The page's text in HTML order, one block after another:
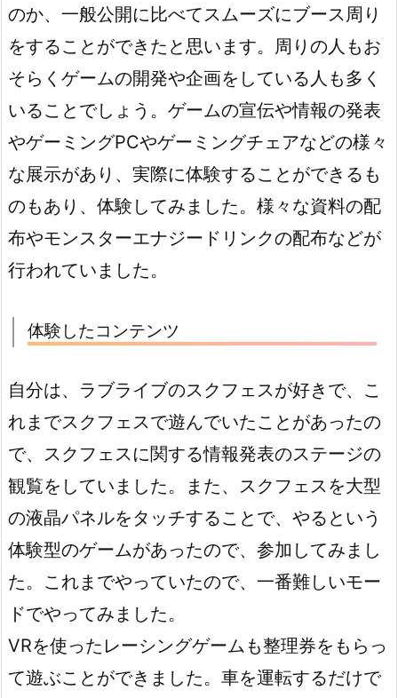
のか、一般公開に比べてスムーズにブース周り
をすることができたと思います。周りの人もお
そらくゲームの開発や企画をしている人も多く
いることでしょう。ゲームの宣伝や情報の発表
やゲーミングPCやゲーミングチェアなどの様々
な展示があり、実際に体験することができるも
のもあり、体験してみました。様々な資料の配
布やモンスターエナジードリンクの配布などが
行われていました。
体験したコンテンツ
自分は、ラブライブのスクフェスが好きで、こ
れまでスクフェスで遊んでいたことがあったの
で、スクフェスに関する情報発表のステージの
観覧をしていました。また、スクフェスを大型
の液晶パネルをタッチすることで、やるという
体験型のゲームがあったので、参加してみまし
た。これまでやっていたので、一番難しいモー
ドでやってみました。
VRを使ったレーシングゲームも整理券をもらっ
て遊ぶことができました。車を運転するだけで